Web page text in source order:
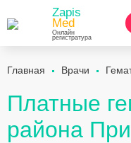
Zapis
Med
Онлайн
регистратура
Главная Врачи
Платные
района